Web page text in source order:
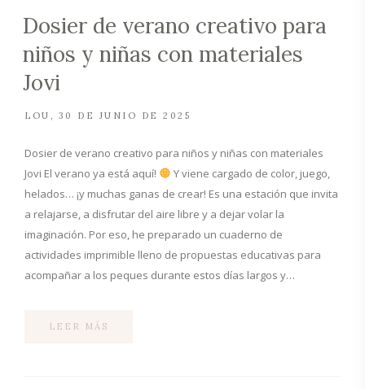
Dosier de verano creativo para
niños y niñas con materiales
Jovi
LOU 30 DE JUNIO DE 2025
Dosier de verano creativo para niños y niñas con materiales
Jovi El verano ya está aquí!
Y viene cargado de color, juego,
helados… ¡y muchas ganas de crear! Es una estación que invita
a relajarse, a disfrutar del aire libre y a dejar volar la
imaginación. Por eso, he preparado un cuaderno de
actividades imprimible lleno de propuestas educativas para
acompañar a los peques durante estos días largos y…
LEER MÁS